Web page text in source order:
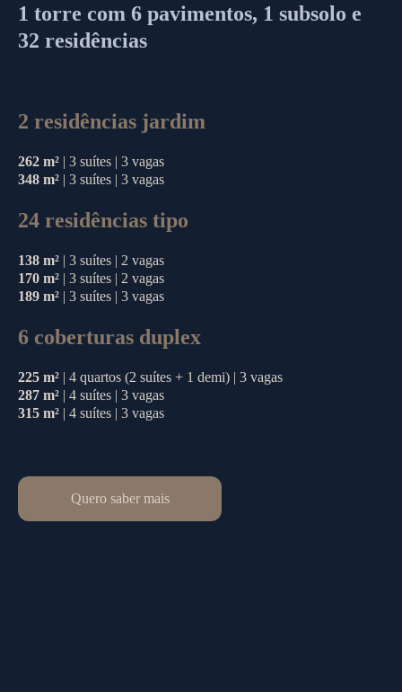
1 torre com 6 pavimentos, 1 subsolo e
32 residências
2 residências jardim
262 m² | 3 suítes | 3 vagas
348 m² | 3 suítes | 3 vagas
24 residências tipo
138 m² | 3 suítes | 2 vagas
170 m² | 3 suítes | 2 vagas
189 m² | 3 suítes | 3 vagas
6 coberturas duplex
225 m² | 4 quartos (2 suítes + 1 demi) | 3 vagas
287 m² | 4 suítes | 3 vagas
315 m² | 4 suítes | 3 vagas
Quero saber mais